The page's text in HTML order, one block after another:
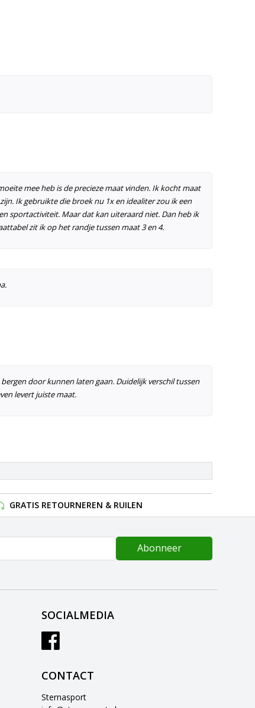
mee heb is de precieze maat vinden. Ik kocht maat
Ik gebruikte die broek nu 1x en idealiter zou ik een
sportactiviteit. Maar dat kan uiteraard niet. Dan heb ik
zit ik op het randje tussen maat 3 en 4.
door kunnen laten gaan. Duidelijk verschil tussen
levert juiste maat.
GRATIS RETOURNEREN & RUILEN
Abonneer
SOCIALMEDIA
CONTACT
Sternasport